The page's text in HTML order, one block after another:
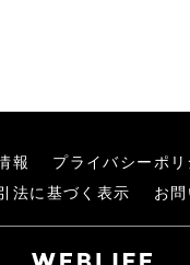
報
プライバシーポリ
法に基づく表示
お